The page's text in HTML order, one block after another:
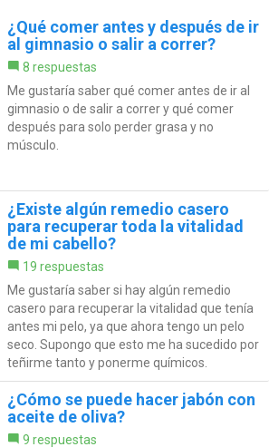
¿Qué comer antes y después de ir
al gimnasio o salir a correr?
8 respuestas
Me gustaría saber qué comer antes de ir al
gimnasio o de salir a correr y qué comer
después para solo perder grasa y no
músculo.
¿Existe algún remedio casero
para recuperar toda la vitalidad
de mi cabello?
19 respuestas
Me gustaría saber si hay algún remedio
casero para recuperar la vitalidad que tenía
antes mi pelo, ya que ahora tengo un pelo
seco. Supongo que esto me ha sucedido por
teñirme tanto y ponerme químicos.
¿Cómo se puede hacer jabón con
aceite de oliva?
9 respuestas